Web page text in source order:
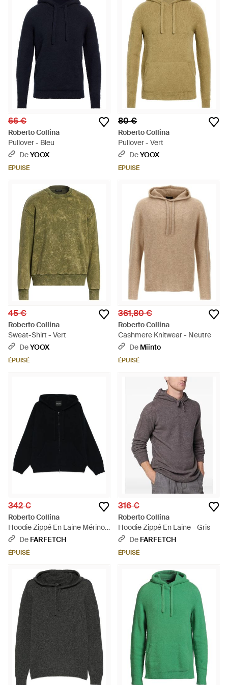
66 €
Roberto Collina
Pullover - Bleu
DeYOOX
ÉPUISÉ
80 €
Roberto Collina
Pullover - Vert
DeYOOX
ÉPUISÉ
45 €
Roberto Collina
Sweat-Shirt - Vert
DeYOOX
ÉPUISÉ
361,80 €
Roberto Collina
Cashmere Knitwear - Neutre
De Miinto
ÉPUISÉ
342 €
Roberto Collina
Hoodie Zippé En Laine Mérinos
- Noir
De FARFETCH
ÉPUISÉ
316 €
Roberto Collina
Hoodie Zippé En Laine - Gris
De FARFETCH
ÉPUISÉ